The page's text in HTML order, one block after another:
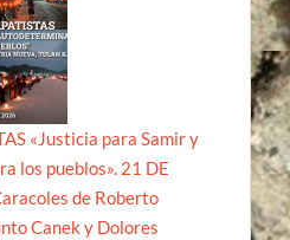
«Justicia para Samir y
los pueblos». 21 DE
de Roberto
Canek y Dolores